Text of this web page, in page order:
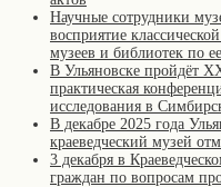
Научные сотрудники
восприятие
музеев и библиотек по
В Ульяновске пройдёт
практическая
исследования в
В декабре 2025 года
краеведческий музей
3 декабря в
граждан по вопросам